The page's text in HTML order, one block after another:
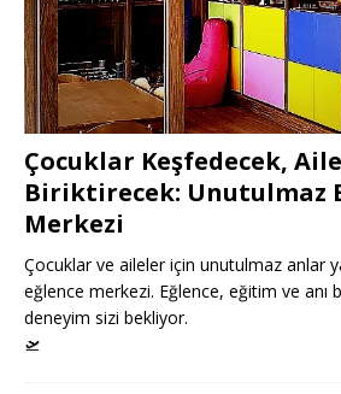
Çocuklar Keşfedecek,
Biriktirecek: Unutulmaz
Merkezi
Çocuklar ve aileler için unutulmaz anlar
eğlence merkezi. Eğlence, eğitim ve anı
deneyim sizi bekliyor.
🛫